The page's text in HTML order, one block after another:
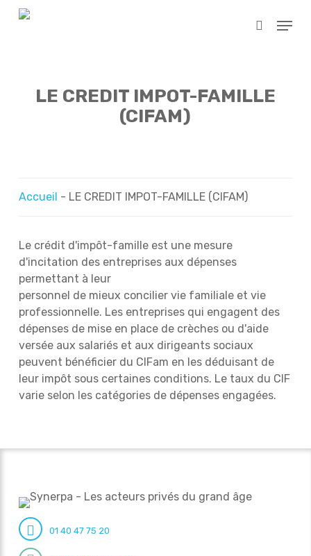
Skip
search
Menu
LE CREDIT IMPOT-FAMILLE
(CIFAM)
Accueil - LE CREDIT IMPOT-FAMILLE (CIFAM)
Le crédit d'impôt-famille est une mesure
d'incitation des entreprises aux dépenses
permettant à leur
personnel de mieux concilier vie familiale et vie
professionnelle. Les entreprises qui engagent des
dépenses de mise en place de crèches ou d'aide
versée aux salariés et aux dirigeants sociaux
peuvent bénéficier du CIFam en les déduisant de
leur impôt sous certaines conditions. Le taux du CIF
varie selon les catégories de dépenses engagées.
01 40 47 75 20